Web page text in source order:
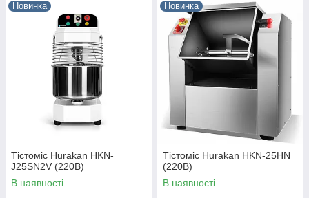
Новинка
Тістоміс Hurakan HKN-
J25SN2V (220В)
В наявності
Новинка
Тістоміс Hurakan HKN-25HN
(220В)
В наявності